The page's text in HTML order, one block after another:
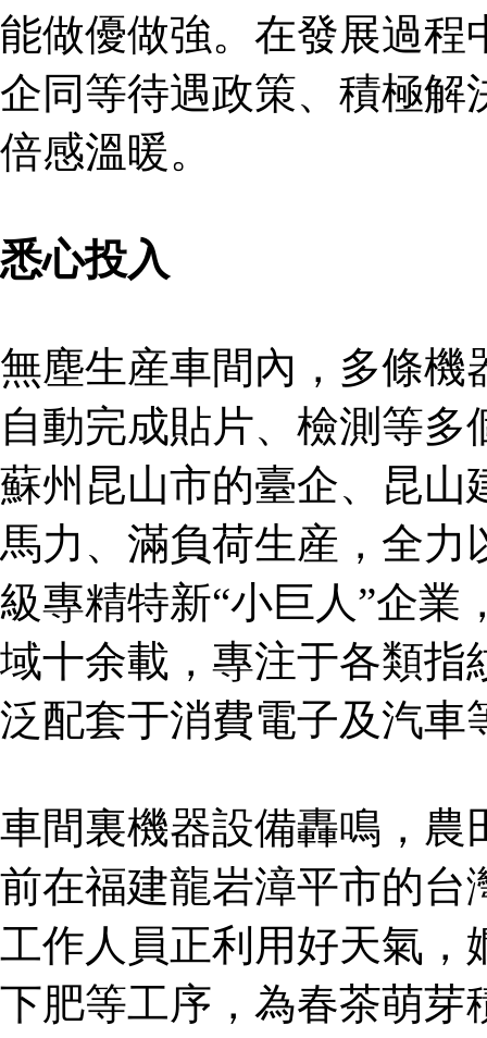
能做優做強。在發展過程
企同等待遇政策、積極解
倍感溫暖。
悉心投入
無塵生産車間內，多條機
自動完成貼片、檢測等
蘇州昆山市的臺企、昆山
馬力、滿負荷生産，全力
級專精特新“小巨人”企
域十余載，專注于各類指
泛配套于消費電子及汽車
車間裏機器設備轟鳴，農
前在福建龍岩漳平市的台
工作人員正利用好天氣，
下肥等工序，為春茶萌芽